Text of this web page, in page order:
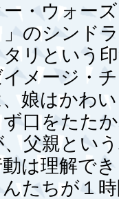
・ウォー
」のシンド
リという
メージ・
娘はかわ
口をたた
父親とい
は理解で
たちが１